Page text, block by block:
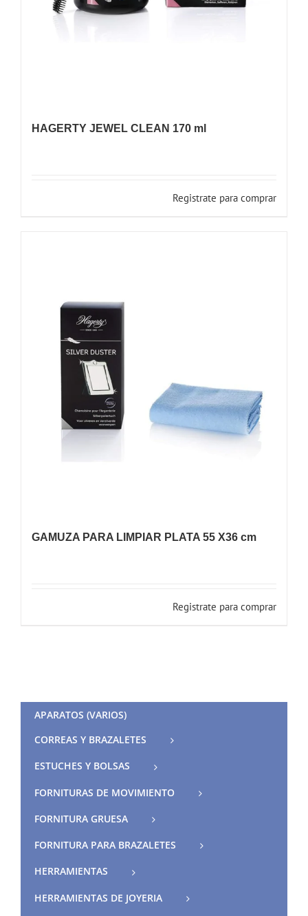
HAGERTY JEWEL CLEAN 170 ml
Registrate para comprar
GAMUZA PARA LIMPIAR PLATA 55 X36 cm
Registrate para comprar
APARATOS (VARIOS)
CORREAS Y BRAZALETES
ESTUCHES Y BOLSAS
FORNITURAS DE MOVIMIENTO
FORNITURA GRUESA
FORNITURA PARA BRAZALETES
HERRAMIENTAS
HERRAMIENTAS DE JOYERIA